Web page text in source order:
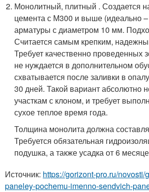
Монолитный, плитный . Создается
цемента с М300 и выше (идеально
арматуры с диаметром 10 мм.
Считается самым крепким,
Требует качественно проведенных
не нуждается в дополнительном
схватывается после заливки в
30 дней. Такой вариант абсолютно
участкам с клоном, и требует
сухое теплое время года.
Толщина монолита должна
Требуется обязательная
подушка, а также усадка от 6
Источник: https://gorizont-pro.ru/
paneley-pochemu-imenno-sendvich-